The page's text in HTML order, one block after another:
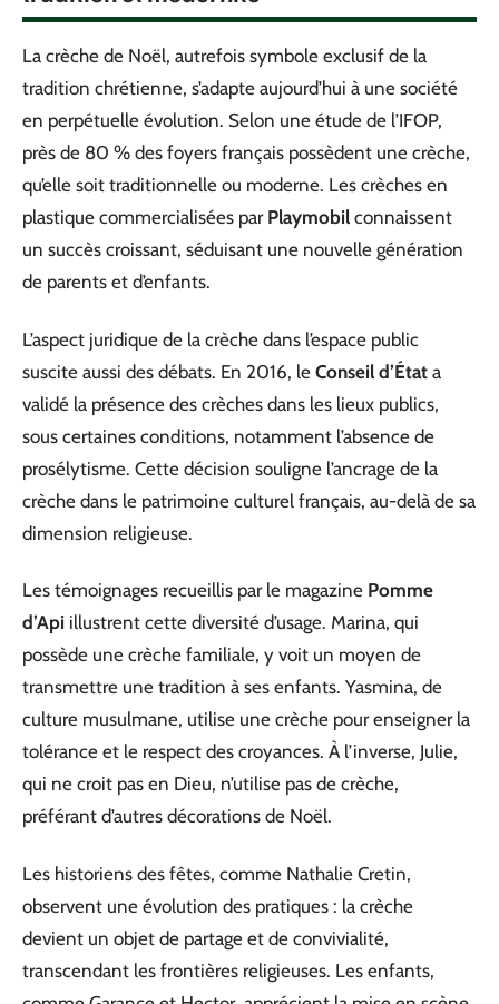
La crèche de Noël, autrefois symbole exclusif de la
tradition chrétienne, s’adapte aujourd’hui à une société
en perpétuelle évolution. Selon une étude de l’IFOP,
près de 80 % des foyers français possèdent une crèche,
qu’elle soit traditionnelle ou moderne. Les crèches en
plastique commercialisées par Playmobil connaissent
un succès croissant, séduisant une nouvelle génération
de parents et d’enfants.
L’aspect juridique de la crèche dans l’espace public
suscite aussi des débats. En 2016, le Conseil d’État a
validé la présence des crèches dans les lieux publics,
sous certaines conditions, notamment l’absence de
prosélytisme. Cette décision souligne l’ancrage de la
crèche dans le patrimoine culturel français, au-delà de sa
dimension religieuse.
Les témoignages recueillis par le magazine Pomme
d’Api illustrent cette diversité d’usage. Marina, qui
possède une crèche familiale, y voit un moyen de
transmettre une tradition à ses enfants. Yasmina, de
culture musulmane, utilise une crèche pour enseigner la
tolérance et le respect des croyances. À l’inverse, Julie,
qui ne croit pas en Dieu, n’utilise pas de crèche,
préférant d’autres décorations de Noël.
Les historiens des fêtes, comme Nathalie Cretin,
observent une évolution des pratiques : la crèche
devient un objet de partage et de convivialité,
transcendant les frontières religieuses. Les enfants,